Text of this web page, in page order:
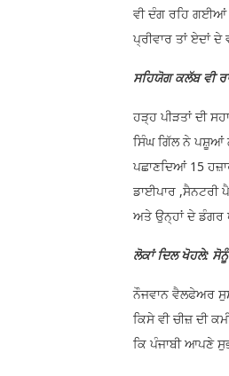
ਵੀ ਦੰਗ ਰਹਿ ਗਈਆਂ
ਪ੍ਰੀਵਾਰ ਤਾਂ ਏਦਾਂ
ਸਹਿਯੋਗ ਕਲੱਬ ਵੀ
ਹੜ੍ਹ ਪੀੜਤਾਂ ਦੀ
ਸਿੰਘ ਗਿੱਲ ਨੇ ਪਸ਼ੂਆਂ
ਪਛਾਣਦਿਆਂ 15
ਡਾਈਪਾਰ ,ਸੈਨਟਰੀ
ਅਤੇ ਉਨ੍ਹਾਂ ਦੇ ਡੰਗਰ
ਲੋਕਾਂ ਦਿਲ ਖੋਹਲੇ:
ਨੌਜਵਾਨ ਵੈਲਫੇਅਰ
ਕਿਸੇ ਵੀ ਚੀਜ਼ ਦੀ
ਕਿ ਪੰਜਾਬੀ ਆਪਣੇ